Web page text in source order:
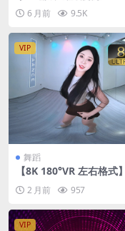
Online 是一款支持VR设备的
6 月前 9.5K
VIP
舞蹈
【8K 180°VR 左右格式
2 月前 957
VIP